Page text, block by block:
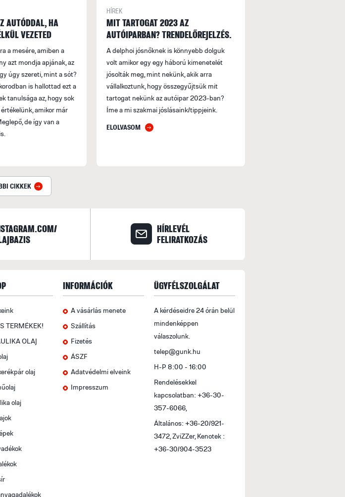
AUTÓDDAL, HA
VEZETED
a mesére, amiben a
azt mondja apjának, az
úgy szereti, mint a sót?
is hallottad ezt a
tanulsága az, hogy sok
amikor már
de így van a
HÍREK
MIT TARTOGAT 2023 AZ
AUTÓIPARBAN? TRENDELŐREJELZÉS.
A delphoi jósnőknek is könnyebb dolguk
volt amikor egy egy háború kimenetelét
jósolták meg, mint nekünk, akik arra
vállalkoztunk, hogy összegyűjtsük mit
tartogat nekünk az autóipar 2023-ban?
Íme a mi szakmai jóslásaink/tippjeink.
ELOLVASOM
CIKKEK
HÍRLEVÉL
FELIRATKOZÁS
TERMÉKEK!
OLAJ
olaj
olaj
INFORMÁCIÓK
A vásárlás menete
Szállítás
Fizetés
ÁSZF
Adatvédelmi elveink
Impresszum
ÜGYFÉLSZOLGÁLAT
A kérdéseidre 24 órán belül
mindenképpen
válaszolunk.
telep@gunk.hu
H-P 8:00 - 16:00
Rendelésekkel
kapcsolatban: +36-30-
357-6066,
Általános: +36-20/921-
3472, ZviZZer, Kenotek :
+36-30/904-3523